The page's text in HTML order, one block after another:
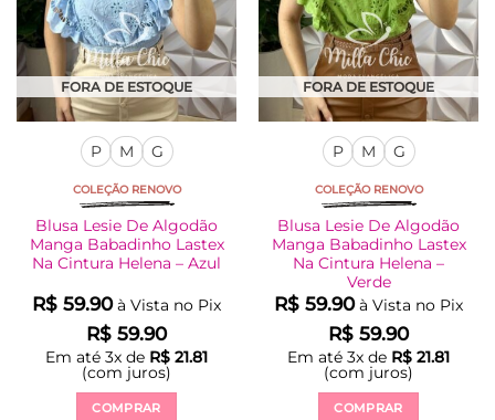
na
página
do
produto
na
página
do
produto
FORA DE ESTOQUE
P M G
COLEÇÃO RENOVO
Blusa Lesie De Algodão
Manga Babadinho Lastex
Na Cintura Helena – Azul
R$ 59.90 à Vista no Pix
R$ 59.90
Em até 3x de R$ 21.81
(com juros)
COMPRAR
FORA DE ESTOQUE
P M G
COLEÇÃO RENOVO
Blusa Lesie De Algodão
Manga Babadinho Lastex
Na Cintura Helena –
Verde
R$ 59.90 à Vista no Pix
R$ 59.90
Em até 3x de R$ 21.81
(com juros)
COMPRAR